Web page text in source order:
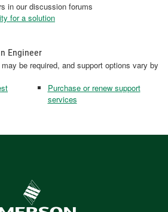
in our discussion forums
for a solution
Engineer
be required, and support options vary by
Purchase or renew support
services